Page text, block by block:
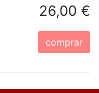
26,00 €
comprar